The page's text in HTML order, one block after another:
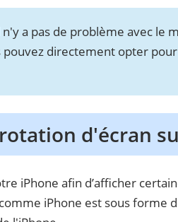
n'y a pas de problème avec le
pouvez directement opter
d'écran
iPhone afin d’afficher
iPhone est sous forme